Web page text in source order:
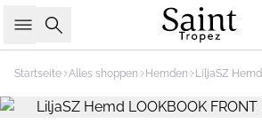
Suche
Startseite Alles shoppen Hemden LiljaSZ Hemd